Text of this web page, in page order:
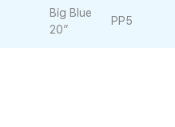
Big Blue
20”
PP5